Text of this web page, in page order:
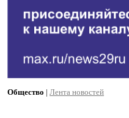
Общество | Лента новостей